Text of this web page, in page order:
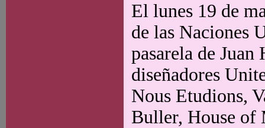
El lunes 19 de
de las Naciones
pasarela de Juan
diseñadores
Nous Etudions,
Buller, House of